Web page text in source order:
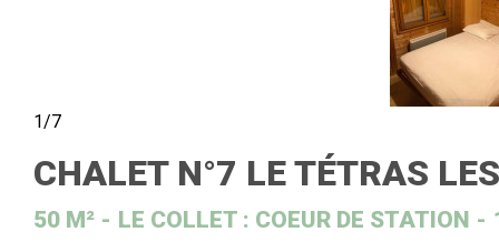
1/7
CHALET N°7 LE TÉTRAS
50 M² LE COLLET : COEUR DE STATION